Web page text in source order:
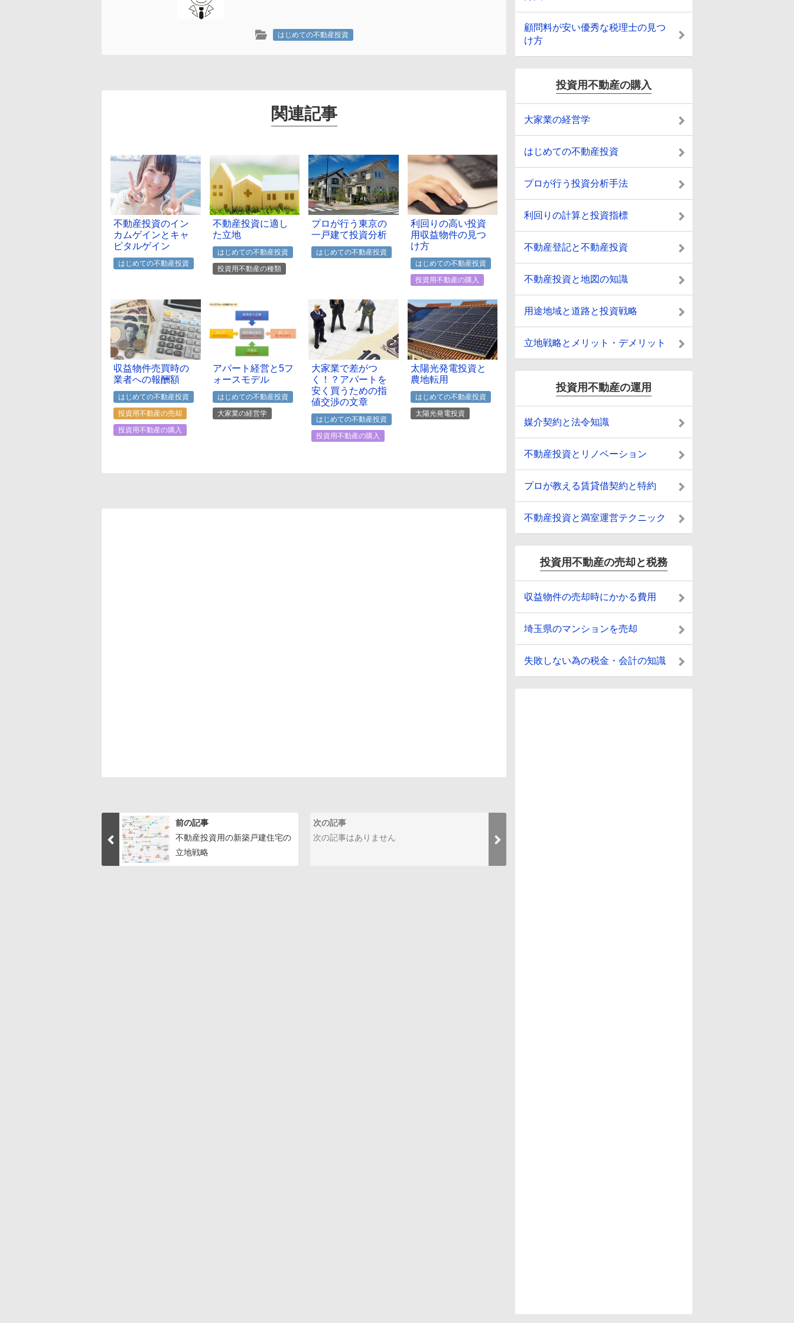
はじめての不動産投資
関連記事
不動産投資のイン
カムゲインとキャ
ピタルゲイン
はじめての不動産投資
不動産投資に適し
た立地
はじめての不動産投資
投資用不動産の種類
プロが行う東京の
一戸建て投資分析
はじめての不動産投資
利回りの高い投資
用収益物件の見つ
け方
はじめての不動産投資
投資用不動産の購入
収益物件売買時の
業者への報酬額
はじめての不動産投資
投資用不動産の売却
投資用不動産の購入
アパート経営と5フ
ォースモデル
はじめての不動産投資
大家業の経営学
大家業で差がつ
く！？アパートを
安く買うための指
値交渉の文章
はじめての不動産投資
投資用不動産の購入
太陽光発電投資と
農地転用
はじめての不動産投資
太陽光発電投資
前の記事
不動産投資用の新築戸建住宅の
立地戦略
次の記事
次の記事はありません
顧問料が安い優秀な税理士の見つ
け方
投資用不動産の購入
大家業の経営学
はじめての不動産投資
プロが行う投資分析手法
利回りの計算と投資指標
不動産登記と不動産投資
不動産投資と地図の知識
用途地域と道路と投資戦略
立地戦略とメリット・デメリット
投資用不動産の運用
媒介契約と法令知識
不動産投資とリノベーション
プロが教える賃貸借契約と特約
不動産投資と満室運営テクニック
投資用不動産の売却と税務
収益物件の売却時にかかる費用
埼玉県のマンションを売却
失敗しない為の税金・会計の知識